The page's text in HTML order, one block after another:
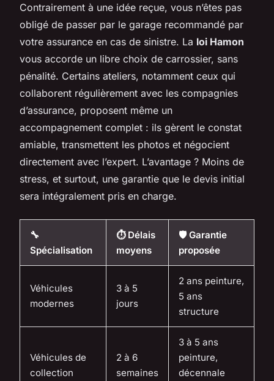
Contrairement à une idée reçue, vous n’êtes pas
obligé de passer par le garage recommandé par
votre assurance en cas de sinistre. La loi Hamon
vous accorde un libre choix de carrossier, sans
pénalité. Certains ateliers, notamment ceux qui
collaborent régulièrement avec les compagnies
d’assurance, proposent même un
accompagnement complet : ils gèrent le constat
amiable, transmettent les photos et négocient
directement avec l’expert. L’avantage ? Moins de
stress, et surtout, une garantie que le devis initial
sera intégralement pris en charge.
🔧
Spécialisation
⏱️ Délais
moyens
🛡️ Garantie
proposée
Véhicules
modernes
3 à 5
jours
2 ans peinture,
5 ans
structure
Véhicules de
collection
2 à 6
semaines
3 à 5 ans
peinture,
décennale